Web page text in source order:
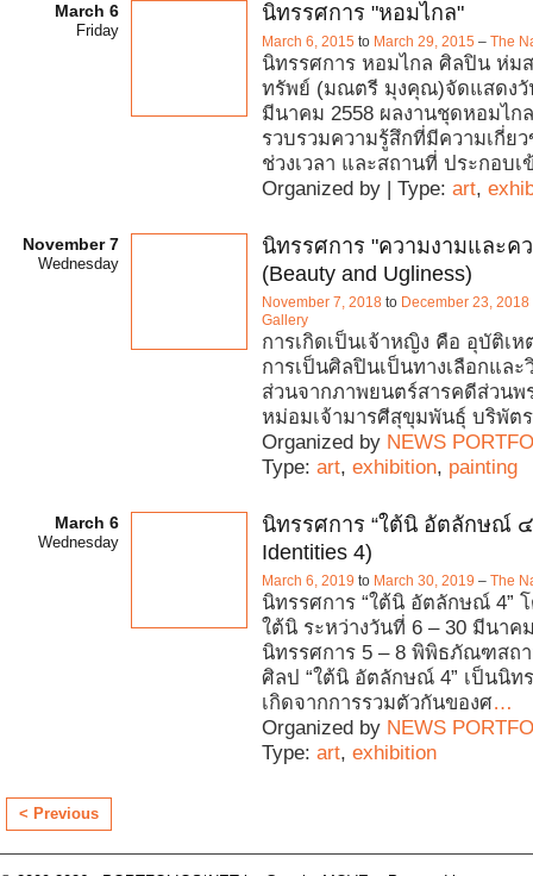
March 6
Friday
นิทรรศการ "หอมไกล"
March 6, 2015 to March 29, 2015 – The
นิทรรศการ หอมไกล ศิลปิน ห่ม
ทรัพย์ (มณตรี มุงคุณ)จัดแสดงวั
มีนาคม 2558 ผลงานชุดหอมไก
รวบรวมความรู้สึกที่มีความเกี่ย
ช่วงเวลา และสถานที่ ประกอบเ
Organized by | Type: art,
November 7
Wednesday
นิทรรศการ "ความงามและค
(Beauty and Ugliness)
November 7, 2018 to December 23, 2018
Gallery
การเกิดเป็นเจ้าหญิง คือ อุบัติเ
การเป็นศิลปินเป็นทางเลือกและ
ส่วนจากภาพยนตร์สารคดีส่วนพ
หม่อมเจ้ามารศีสุขุมพันธุ์ บ
Organized by NEWS
Type: art, exhibition, painting
March 6
Wednesday
นิทรรศการ “ใต้นิ อัตลักษณ์ ๔
Identities 4)
March 6, 2019 to March 30, 2019 – The
นิทรรศการ “ใต้นิ อัตลักษณ์ 4”
ใต้นิ ระหว่างวันที่ 6 – 30 มีนาค
นิทรรศการ 5 – 8 พิพิธภัณฑสถ
ศิลป “ใต้นิ อัตลักษณ์ 4” เป็นนิท
เกิดจากการรวมตัวกันของศ…
Organized by NEWS
Type: art, exhibition
< Previous